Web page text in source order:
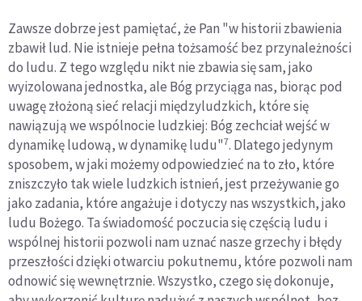
Zawsze dobrze jest pamiętać, że Pan "w historii zbawienia
zbawił lud. Nie istnieje pełna tożsamość bez przynależności
do ludu. Z tego względu nikt nie zbawia się sam, jako
wyizolowana jednostka, ale Bóg przyciąga nas, biorąc pod
uwagę złożoną sieć relacji międzyludzkich, które się
nawiązują we wspólnocie ludzkiej: Bóg zechciał wejść w
dynamikę ludową, w dynamikę ludu"7. Dlatego jedynym
sposobem, w jaki możemy odpowiedzieć na to zło, które
zniszczyło tak wiele ludzkich istnień, jest przeżywanie go
jako zadania, które angażuje i dotyczy nas wszystkich, jako
ludu Bożego. Ta świadomość poczucia się częścią ludu i
wspólnej historii pozwoli nam uznać nasze grzechy i błędy
przeszłości dzięki otwarciu pokutnemu, które pozwoli nam
odnowić się wewnętrznie. Wszystko, czego się dokonuje,